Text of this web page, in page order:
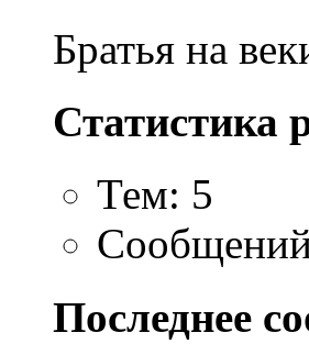
Братья на
Статистика
Тем: 5
Последнее